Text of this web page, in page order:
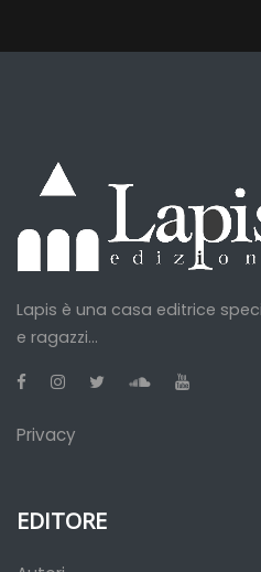
Lapis è una casa editrice
e ragazzi...
Privacy
EDITORE